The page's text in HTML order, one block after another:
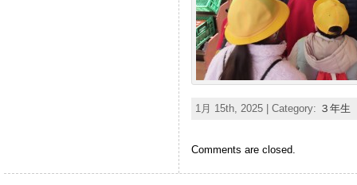
1月 15th, 2025 | Category: ３年生
Comments are closed.